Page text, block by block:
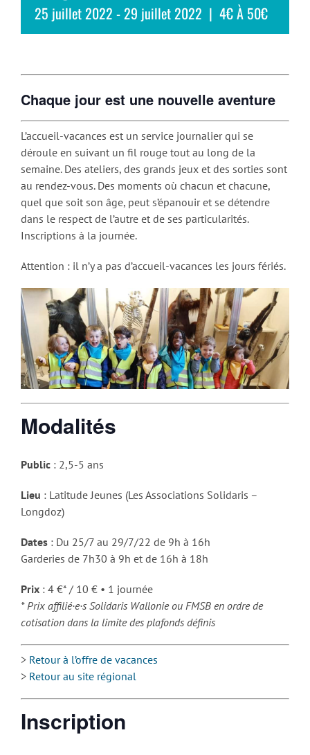
25 juillet 2022 -29 juillet 2022 | 4€ À 50€
Chaque jour est une nouvelle aventure
L’accueil-vacances est un service journalier qui se
déroule en suivant un fil rouge tout au long de la
semaine. Des ateliers, des grands jeux et des sorties sont
au rendez-vous. Des moments où chacun et chacune,
quel que soit son âge, peut s’épanouir et se détendre
dans le respect de l’autre et de ses particularités.
Inscriptions à la journée.
Attention : il n’y a pas d’accueil-vacances les jours fériés.
Modalités
Public : 2,5-5 ans
Lieu : Latitude Jeunes (Les Associations Solidaris –
Longdoz)
Dates : Du 25/7 au 29/7/22 de 9h à 16h
Garderies de 7h30 à 9h et de 16h à 18h
Prix : 4 €* / 10 € • 1 journée
* Prix affilié·e·s Solidaris Wallonie ou FMSB en ordre de
cotisation dans la limite des plafonds définis
> Retour à l’offre de vacances
> Retour au site régional
Inscription